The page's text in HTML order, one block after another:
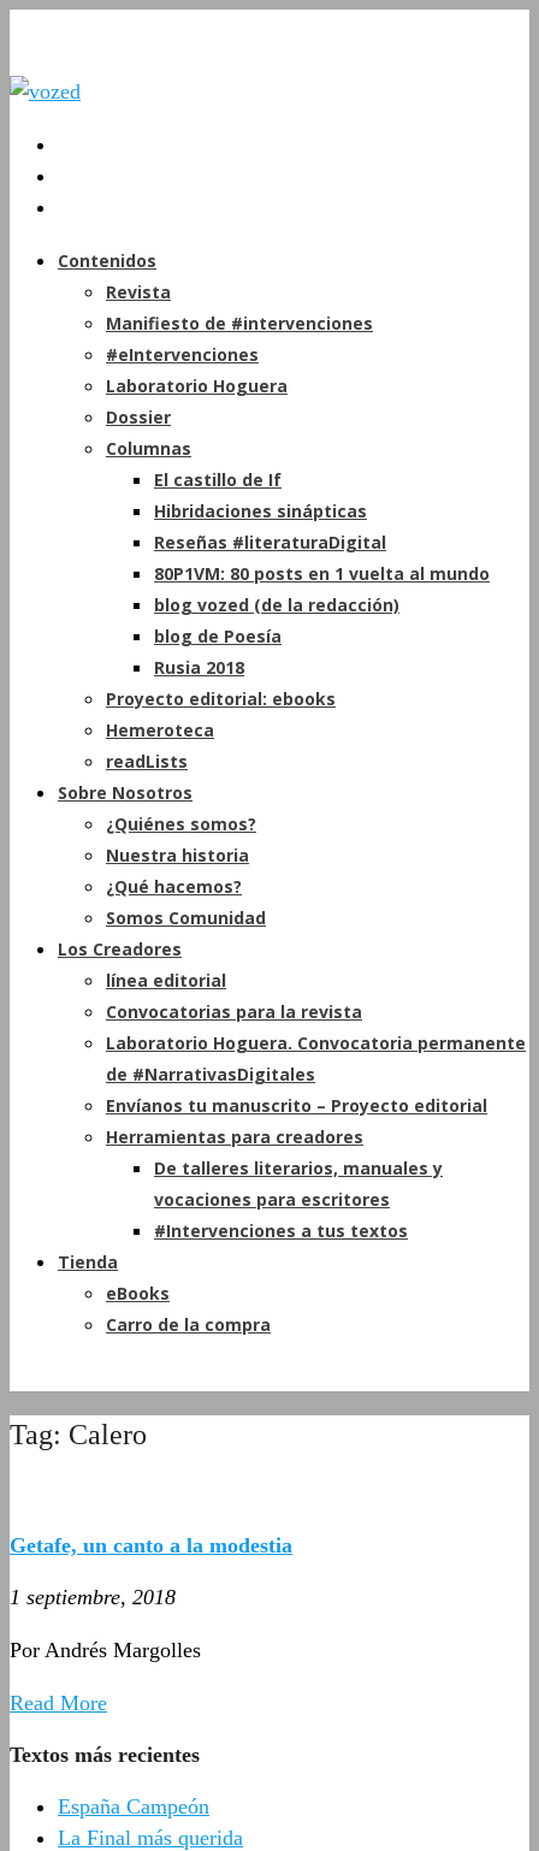
Contenidos
Revista
Manifiesto de #intervenciones
#eIntervenciones
Laboratorio Hoguera
Dossier
Columnas
El castillo de If
Hibridaciones sinápticas
Reseñas #literaturaDigital
80P1VM: 80 posts en 1 vuelta al mundo
blog vozed (de la redacción)
blog de Poesía
Rusia 2018
Proyecto editorial: ebooks
Hemeroteca
readLists
Sobre Nosotros
¿Quiénes somos?
Nuestra historia
¿Qué hacemos?
Somos Comunidad
Los Creadores
línea editorial
Convocatorias para la revista
Laboratorio Hoguera. Convocatoria permanente
de #NarrativasDigitales
Envíanos tu manuscrito – Proyecto editorial
Herramientas para creadores
De talleres literarios, manuales y
vocaciones para escritores
#Intervenciones a tus textos
Tienda
eBooks
Carro de la compra
Tag: Calero
Getafe, un canto a la modestia
1 septiembre, 2018
Por Andrés Margolles
Read More
Textos más recientes
España Campeón
La Final más querida